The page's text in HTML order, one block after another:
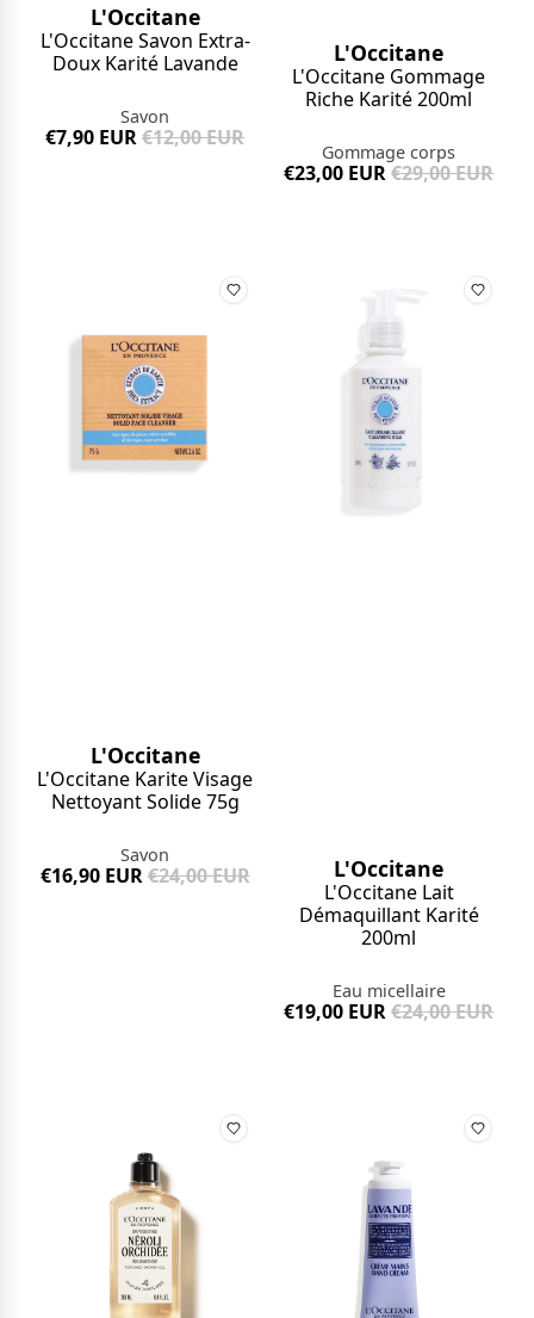
L'Occitane
L'Occitane Savon Extra-
Doux Karité Lavande
Savon
€7,90 EUR€12,00 EUR
L'Occitane
L'Occitane Gommage
Riche Karité 200ml
Gommage corps
€23,00 EUR€29,00 EUR
L'Occitane
L'Occitane Karite Visage
Nettoyant Solide 75g
Savon
€16,90 EUR€24,00 EUR L'Occitane
L'Occitane Lait
Démaquillant Karité
200ml
Eau micellaire
€19,00 EUR€24,00 EUR